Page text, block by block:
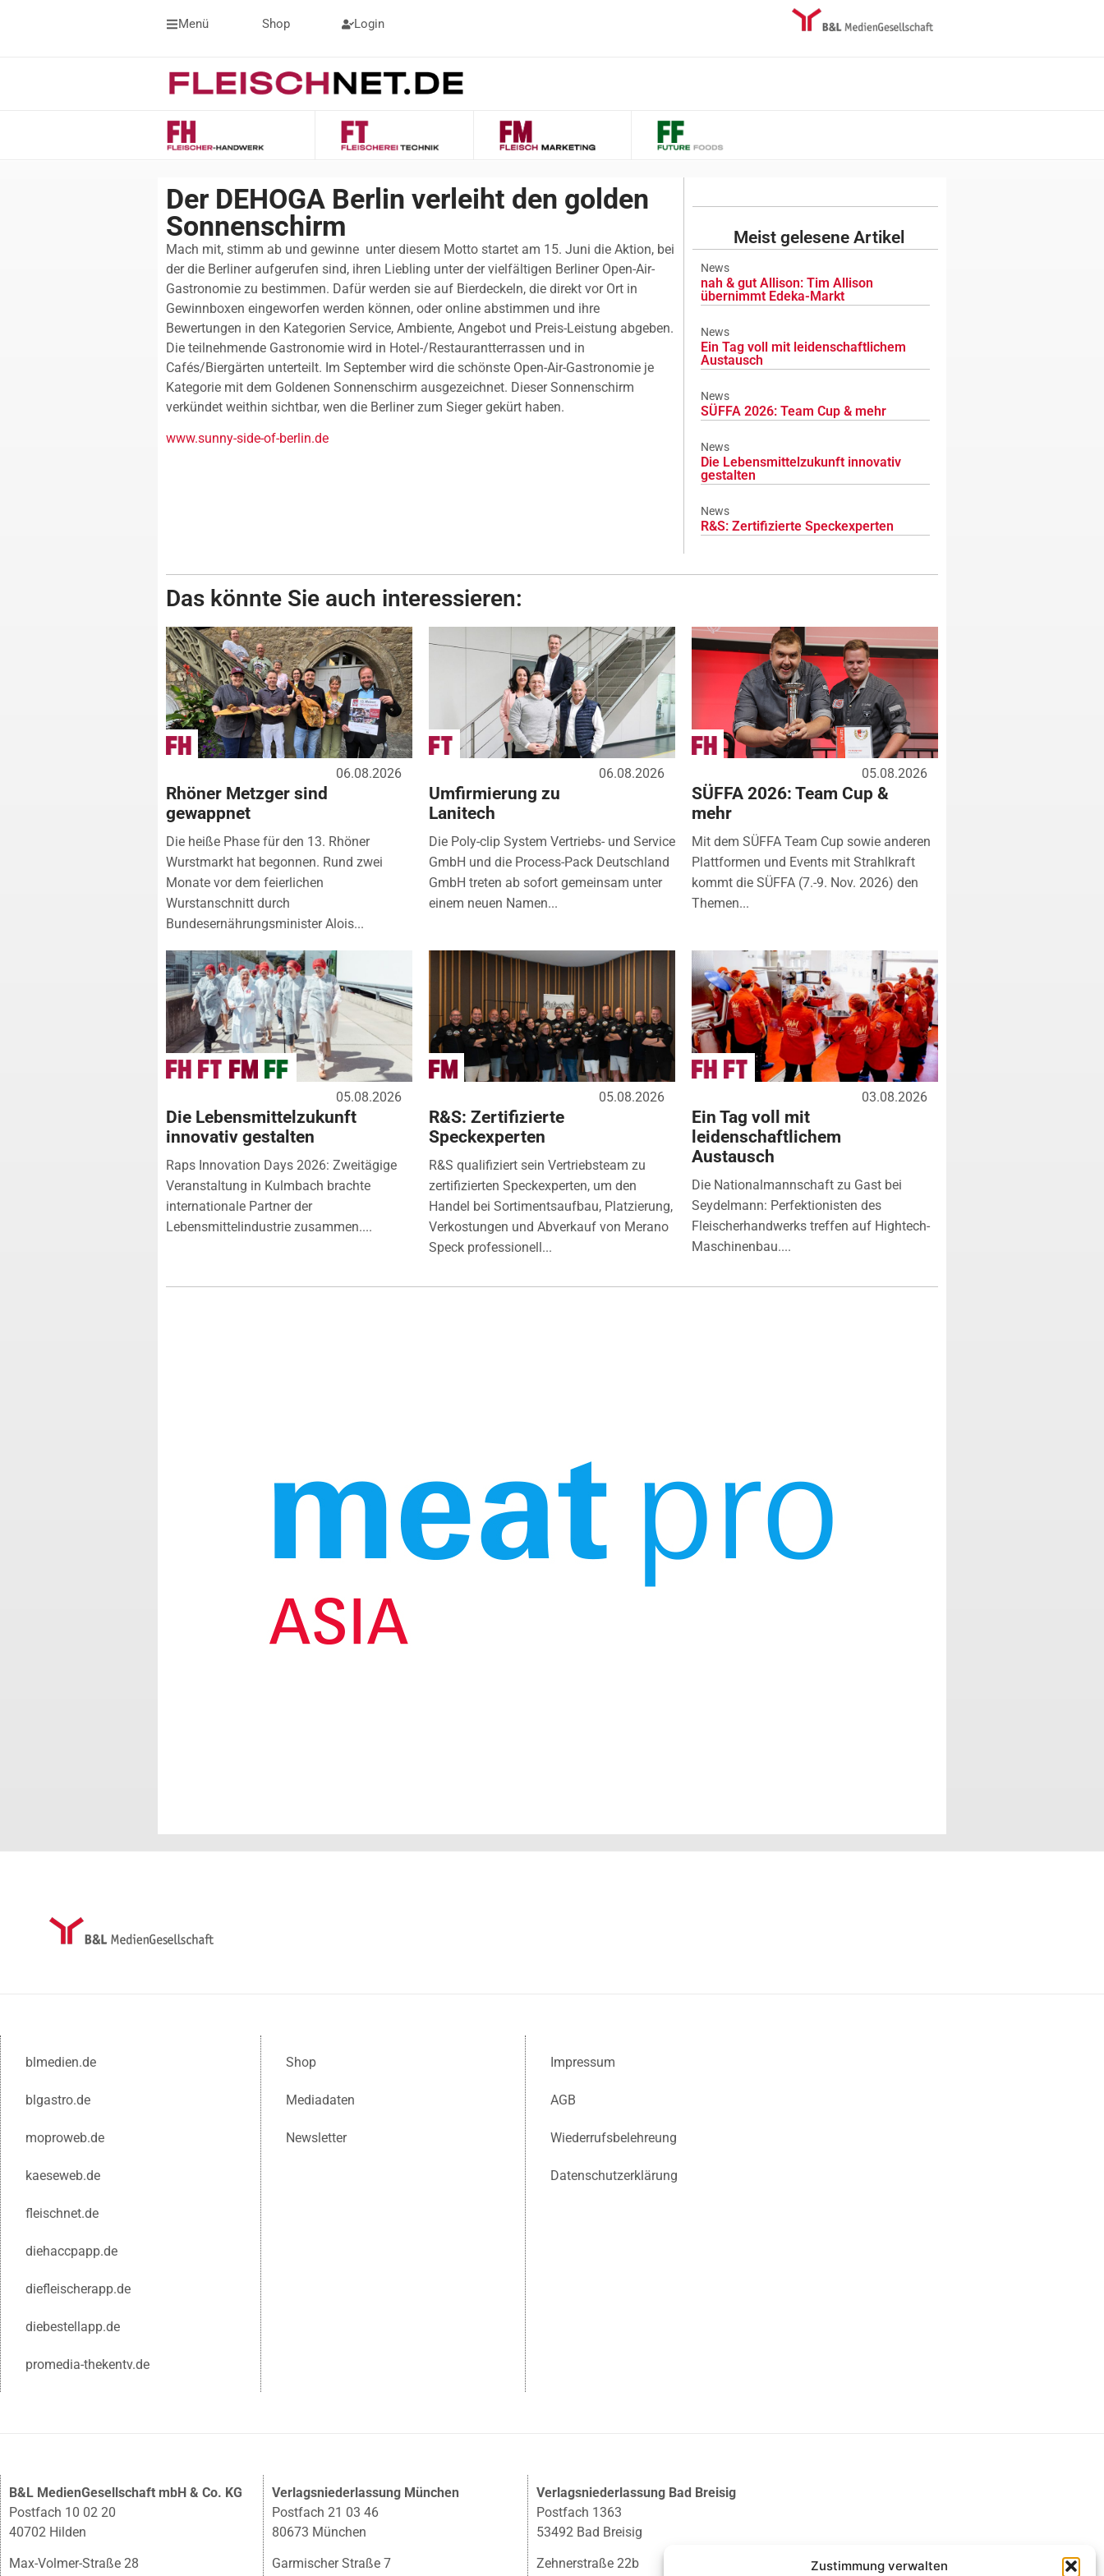
Zustimmung verwalten
Menü Shop Login
Der DEHOGA Berlin verleiht den golden
Sonnenschirm
Mach mit, stimm ab und gewinne  unter diesem Motto startet am 15. Juni die Aktion, bei
der die Berliner aufgerufen sind, ihren Liebling unter der vielfältigen Berliner Open-Air-
Gastronomie zu bestimmen. Dafür werden sie auf Bierdeckeln, die direkt vor Ort in
Gewinnboxen eingeworfen werden können, oder online abstimmen und ihre
Bewertungen in den Kategorien Service, Ambiente, Angebot und Preis-Leistung abgeben.
Die teilnehmende Gastronomie wird in Hotel-/Restaurantterrassen und in
Cafés/Biergärten unterteilt. Im September wird die schönste Open-Air-Gastronomie je
Kategorie mit dem Goldenen Sonnenschirm ausgezeichnet. Dieser Sonnenschirm
verkündet weithin sichtbar, wen die Berliner zum Sieger gekürt haben.
www.sunny-side-of-berlin.de
Meist gelesene Artikel
News
nah & gut Allison: Tim Allison
übernimmt Edeka-Markt
News
Ein Tag voll mit leidenschaftlichem
Austausch
News
SÜFFA 2026: Team Cup & mehr
News
Die Lebensmittelzukunft innovativ
gestalten
News
R&S: Zertifizierte Speckexperten
Das könnte Sie auch interessieren:
06.08.2026
Rhöner Metzger sind
gewappnet
Die heiße Phase für den 13. Rhöner
Wurstmarkt hat begonnen. Rund zwei
Monate vor dem feierlichen
Wurstanschnitt durch
Bundesernährungsminister Alois...
06.08.2026
Umfirmierung zu
Lanitech
Die Poly-clip System Vertriebs- und Service
GmbH und die Process-Pack Deutschland
GmbH treten ab sofort gemeinsam unter
einem neuen Namen...
05.08.2026
SÜFFA 2026: Team Cup &
mehr
Mit dem SÜFFA Team Cup sowie anderen
Plattformen und Events mit Strahlkraft
kommt die SÜFFA (7.-9. Nov. 2026) den
Themen...
05.08.2026
Die Lebensmittelzukunft
innovativ gestalten
Raps Innovation Days 2026: Zweitägige
Veranstaltung in Kulmbach brachte
internationale Partner der
Lebensmittelindustrie zusammen....
05.08.2026
R&S: Zertifizierte
Speckexperten
R&S qualifiziert sein Vertriebsteam zu
zertifizierten Speckexperten, um den
Handel bei Sortimentsaufbau, Platzierung,
Verkostungen und Abverkauf von Merano
Speck professionell...
03.08.2026
Ein Tag voll mit
leidenschaftlichem
Austausch
Die Nationalmannschaft zu Gast bei
Seydelmann: Perfektionisten des
Fleischerhandwerks treffen auf Hightech-
Maschinenbau....
blmedien.de
blgastro.de
moproweb.de
kaeseweb.de
fleischnet.de
diehaccpapp.de
diefleischerapp.de
diebestellapp.de
promedia-thekentv.de
Shop
Mediadaten
Newsletter
Impressum
AGB
Wiederrufsbelehreung
Datenschutzerklärung
B&L MedienGesellschaft mbH & Co. KG
Postfach 10 02 20
40702 Hilden
Max-Volmer-Straße 28
Verlagsniederlassung München
Postfach 21 03 46
80673 München
Garmischer Straße 7
Verlagsniederlassung Bad Breisig
Postfach 1363
53492 Bad Breisig
Zehnerstraße 22b